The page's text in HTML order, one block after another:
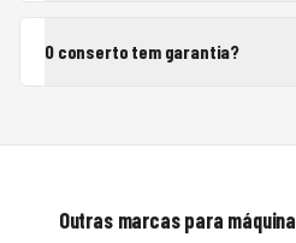
O conserto tem garantia?
Outras marcas para